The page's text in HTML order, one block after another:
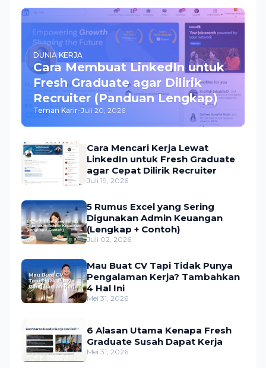
DUNIA KERJA
Cara Membuat LinkedIn untuk
Fresh Graduate agar Dilirik
Recruiter (Panduan Lengkap)
Teman Karir-Juli 20, 2026
Cara Mencari Kerja Lewat
LinkedIn untuk Fresh Graduate
agar Cepat Dilirik Recruiter
Juli 19, 2026
5 Rumus Excel yang Sering
Digunakan Admin Keuangan
(Lengkap + Contoh)
Juli 02, 2026
Mau Buat CV Tapi Tidak Punya
Pengalaman Kerja? Tambahkan
4 Hal Ini
Mei 31, 2026
6 Alasan Utama Kenapa Fresh
Graduate Susah Dapat Kerja
Mei 31, 2026